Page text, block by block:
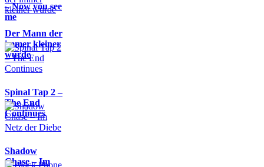
– Now you see
me
Der Mann der
immer kleiner
wurde
Spinal Tap 2 –
The End
Continues
Shadow
Chase – Im